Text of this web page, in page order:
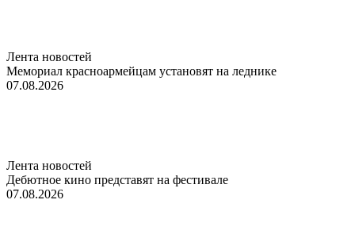
Лента новостей
Мемориал красноармейцам установят на леднике
07.08.2026
Лента новостей
Дебютное кино представят на фестивале
07.08.2026